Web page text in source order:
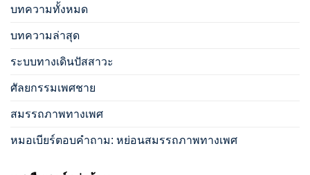
บทความทั้งหมด
บทความล่าสุด
ระบบทางเดินปัสสาวะ
ศัลยกรรมเพศชาย
สมรรถภาพทางเพศ
หมอเบียร์ตอบคำถาม: หย่อนสมรรถภาพทางเพศ